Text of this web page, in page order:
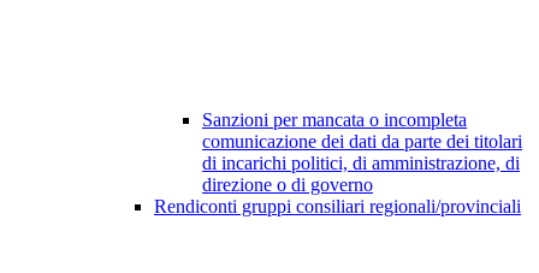
Sanzioni per mancata o incompleta
comunicazione dei dati da parte dei titolari
di incarichi politici, di amministrazione, di
direzione o di governo
Rendiconti gruppi consiliari regionali/provinciali